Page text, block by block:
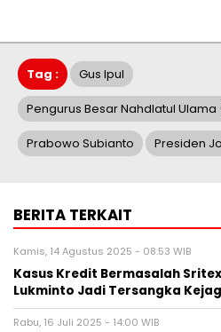
Tag : Gus Ipul
Pengurus Besar Nahdlatul Ulama
Prabowo Subianto Presiden
BERITA TERKAIT
Kamis, 14 Agustus 2025 - 08:53 WIB
Kasus Kredit Bermasalah
Lukminto Jadi Tersangka
Rabu, 16 Juli 2025 - 14:00 WIB